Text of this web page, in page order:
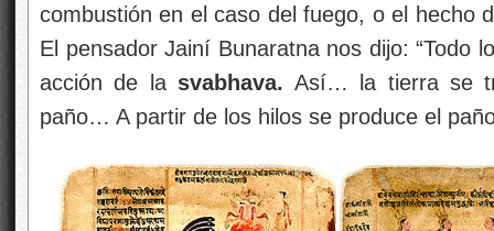
combustión en el caso del fuego, o el hecho
El pensador Jainí Bunaratna nos dijo: “Todo
acción de la svabhava.Así… la tierra se
paño… A partir de los hilos se produce el